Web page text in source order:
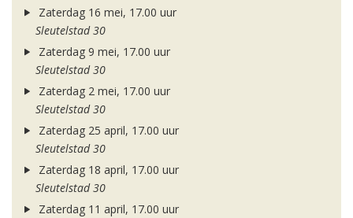
Zaterdag 16 mei, 17.00 uur
Sleutelstad 30
Zaterdag 9 mei, 17.00 uur
Sleutelstad 30
Zaterdag 2 mei, 17.00 uur
Sleutelstad 30
Zaterdag 25 april, 17.00 uur
Sleutelstad 30
Zaterdag 18 april, 17.00 uur
Sleutelstad 30
Zaterdag 11 april, 17.00 uur